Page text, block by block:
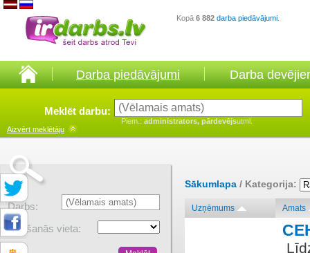
Kopā 6 882 darba piedāvājumi
Darba piedāvājumi Darba
Meklēt darbu:
Piem.: administrators, pārdevējsutml.
Aizvērt meklētāju
Darbs:
Atrašanās vieta:
Sākumlapa / Kategorija:
Uzņēmums Amats